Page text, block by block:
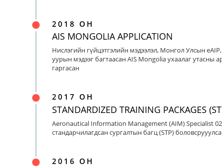
2018 ОН
AIS MONGOLIA APPLICATION
Нислэгийн гүйцэтгэлийн мэдээлэл, Монгол Улсын
уурын мэдээг багтаасан AIS Mongolia ухаалаг утасны
гаргасан
2017 ОН
STANDARDIZED TRAINING PACKAGES
Aeronautical Information Management (AIM) Specialist
стандарчилагдсан сургалтын багц (STP)
2016 ОН